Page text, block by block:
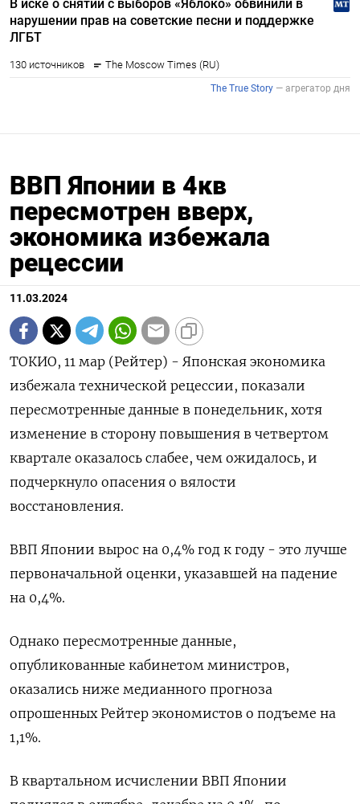
ВВП Японии в 4кв
пересмотрен вверх,
экономика избежала
рецессии
11.03.2024
ТОКИО, 11 мар (Рейтер) - Японская экономика
избежала технической рецессии, показали
пересмотренные данные в понедельник, хотя
изменение в сторону повышения в четвертом
квартале оказалось слабее, чем ожидалось, и
подчеркнуло опасения о вялости
восстановления.
ВВП Японии вырос на 0,4% год к году - это лучше
первоначальной оценки, указавшей на падение
на 0,4%.
Однако пересмотренные данные,
опубликованные кабинетом министров,
оказались ниже медианного прогноза
опрошенных Рейтер экономистов о подъеме на
1,1%.
В квартальном исчислении ВВП Японии